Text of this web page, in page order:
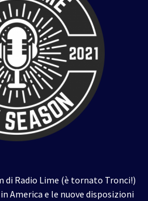
di Radio Lime (è tornato Tronci!)
America e le nuove disposizioni